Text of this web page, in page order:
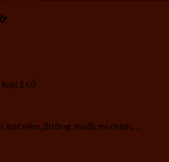
1 củ
hạt nêm, đường, muối, mì chính,…